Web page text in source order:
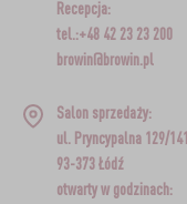
Recepcja:
tel.:+48 42 23 23 200
browin@browin.pl
Salon sprzedaży:
ul. Pryncypalna 129/141
93-373 Łódź
otwarty w godzinach: